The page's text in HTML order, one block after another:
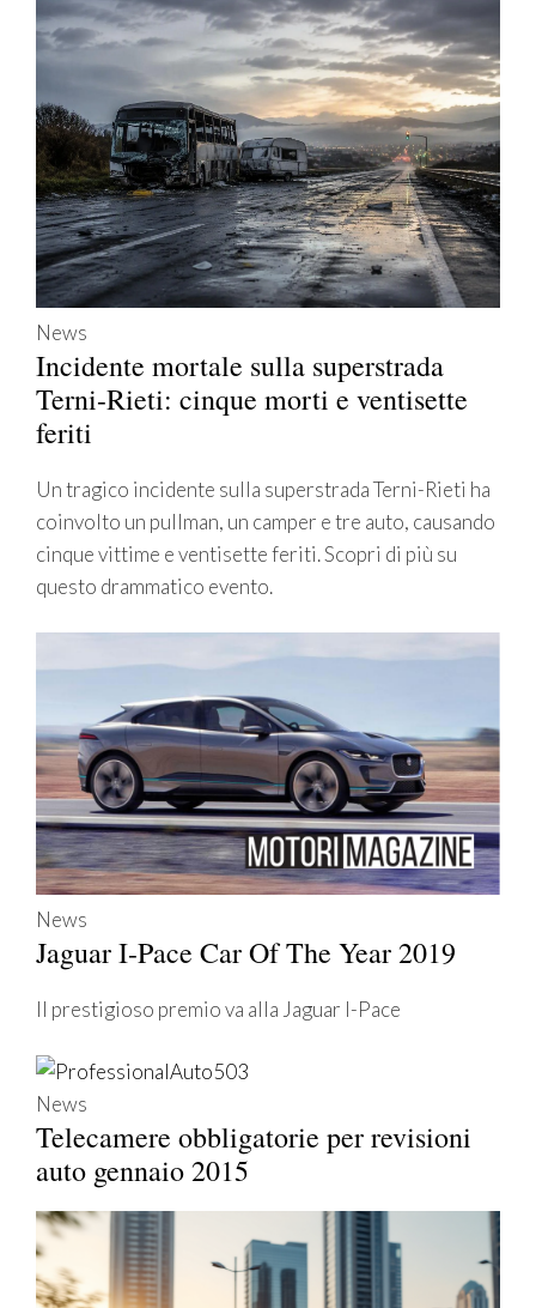
News
Incidente mortale sulla superstrada
Terni-Rieti: cinque morti e ventisette
feriti
Un tragico incidente sulla superstrada Terni-Rieti ha
coinvolto un pullman, un camper e tre auto, causando
cinque vittime e ventisette feriti. Scopri di più su
questo drammatico evento.
News
Jaguar I-Pace Car Of The Year 2019
Il prestigioso premio va alla Jaguar I-Pace
News
Telecamere obbligatorie per revisioni
auto gennaio 2015